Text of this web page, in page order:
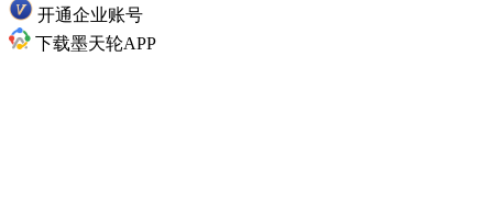
开通企业账号
下载墨天轮APP